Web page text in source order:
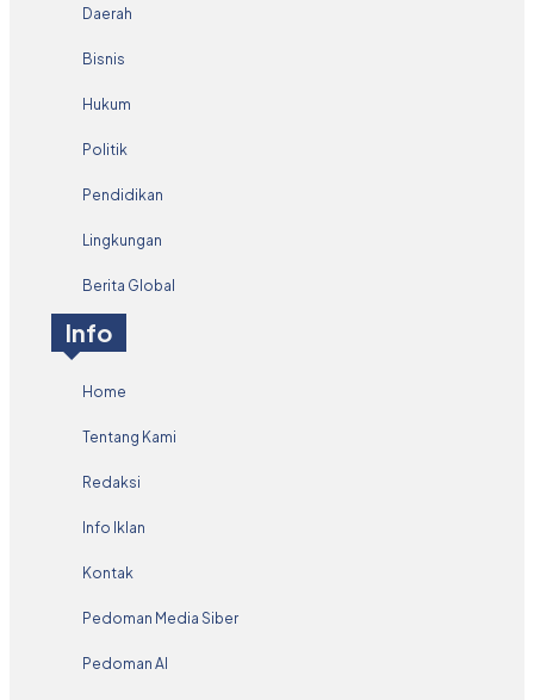
Daerah
Bisnis
Hukum
Politik
Pendidikan
Lingkungan
Berita Global
Info
Home
Tentang Kami
Redaksi
Info Iklan
Kontak
Pedoman Media Siber
Pedoman AI